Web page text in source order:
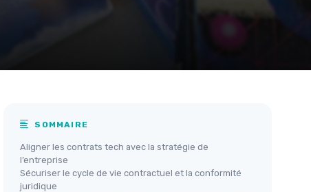
SOMMAIRE
Aligner les contrats tech avec la stratégie de
l’entreprise
Sécuriser le cycle de vie contractuel et la conformité
juridique